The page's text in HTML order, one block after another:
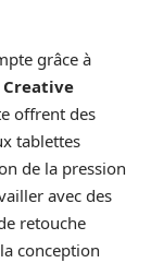
grâce à
Creative
offrent des
tablettes
de la pression
avec des
retouche
conception